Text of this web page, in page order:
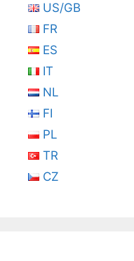
US/GB
FR
ES
IT
NL
FI
PL
TR
CZ